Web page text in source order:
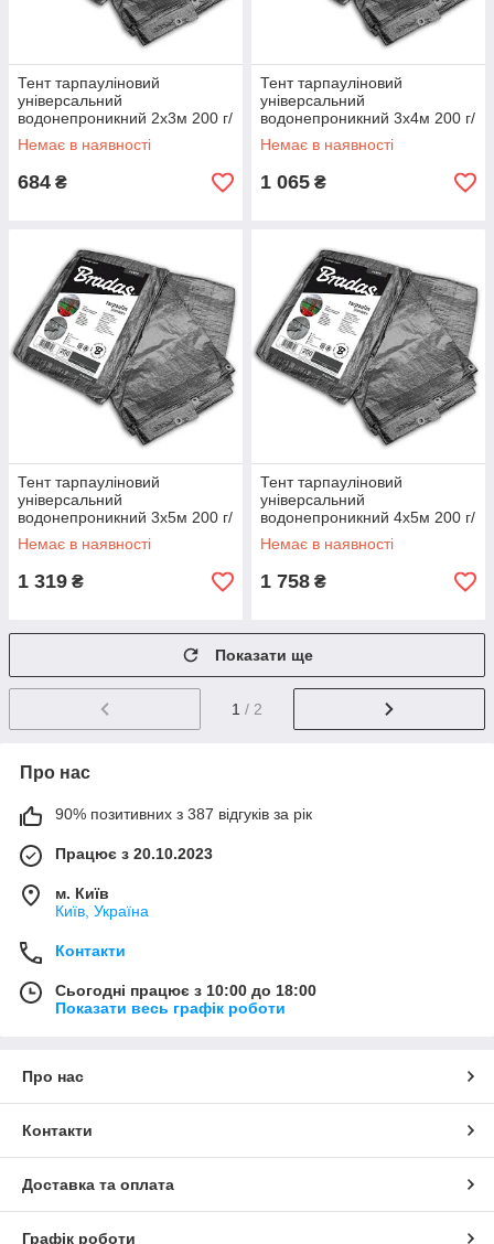
Тент тарпауліновий
універсальний
водонепроникний 2х3м 200 г/
м2
Немає в наявності
684 ₴
Тент тарпауліновий
універсальний
водонепроникний 3х4м 200 г/
м2
Немає в наявності
1 065 ₴
Тент тарпауліновий
універсальний
водонепроникний 3х5м 200 г/
м2
Немає в наявності
1 319 ₴
Тент тарпауліновий
універсальний
водонепроникний 4х5м 200 г/
м2
Немає в наявності
1 758 ₴
Показати ще
1 / 2
Про нас
90% позитивних з 387 відгуків за рік
Працює з 20.10.2023
м. Київ
Київ, Україна
Контакти
Сьогодні працює з 10:00 до 18:00
Показати весь графік роботи
Про нас
Контакти
Доставка та оплата
Графік роботи